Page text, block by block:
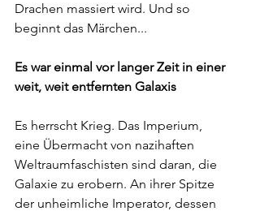
Drachen massiert wird. Und so
beginnt das Märchen...
Es war einmal vor langer Zeit in einer
weit, weit entfernten Galaxis
Es herrscht Krieg. Das Imperium,
eine Übermacht von nazihaften
Weltraumfaschisten sind daran, die
Galaxie zu erobern. An ihrer Spitze
der unheimliche Imperator, dessen